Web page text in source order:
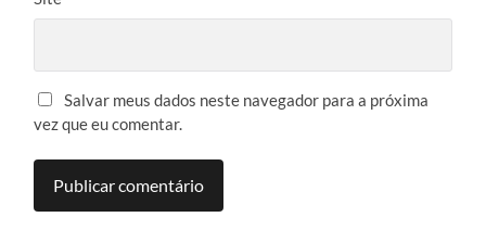
Salvar meus dados neste navegador para a próxima
vez que eu comentar.